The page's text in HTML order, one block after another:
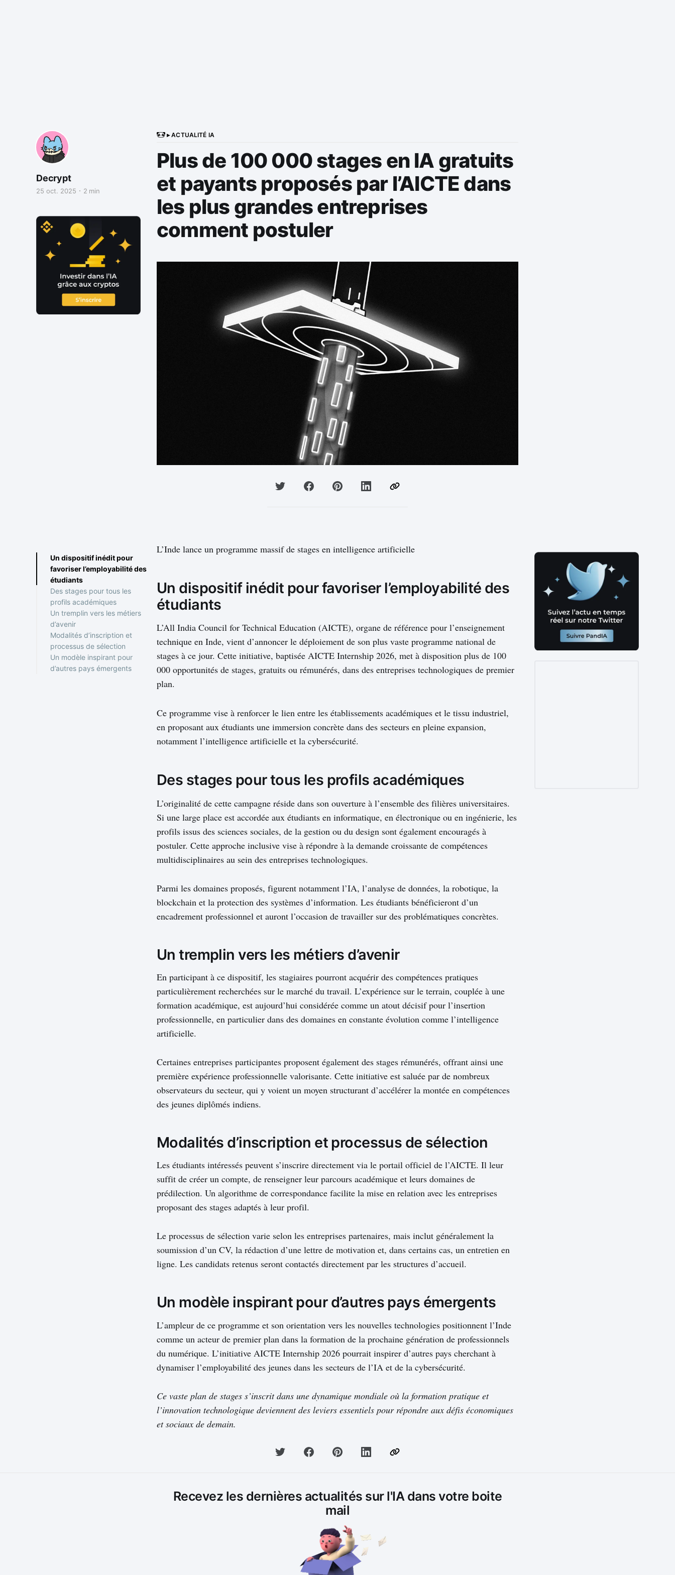
▸ ACTUALITÉ IA
Plus de 100 000 stages en IA gratuits
et payants proposés par l’AICTE dans
les plus grandes entreprises
comment postuler
Decrypt
25 oct. 2025 2 min
Un dispositif inédit pour
favoriser l’employabilité des
étudiants
Des stages pour tous les
profils académiques
Un tremplin vers les métiers
d’avenir
Modalités d’inscription et
processus de sélection
Un modèle inspirant pour
d’autres pays émergents
L’Inde lance un programme massif de stages en intelligence artificielle
Un dispositif inédit pour favoriser l’employabilité des
étudiants
L’All India Council for Technical Education (AICTE), organe de référence pour l’enseignement
technique en Inde, vient d’annoncer le déploiement de son plus vaste programme national de
stages à ce jour. Cette initiative, baptisée AICTE Internship 2026, met à disposition plus de 100
000 opportunités de stages, gratuits ou rémunérés, dans des entreprises technologiques de premier
plan.
Ce programme vise à renforcer le lien entre les établissements académiques et le tissu industriel,
en proposant aux étudiants une immersion concrète dans des secteurs en pleine expansion,
notamment l’intelligence artificielle et la cybersécurité.
Des stages pour tous les profils académiques
L’originalité de cette campagne réside dans son ouverture à l’ensemble des filières universitaires.
Si une large place est accordée aux étudiants en informatique, en électronique ou en ingénierie, les
profils issus des sciences sociales, de la gestion ou du design sont également encouragés à
postuler. Cette approche inclusive vise à répondre à la demande croissante de compétences
multidisciplinaires au sein des entreprises technologiques.
Parmi les domaines proposés, figurent notamment l’IA, l’analyse de données, la robotique, la
blockchain et la protection des systèmes d’information. Les étudiants bénéficieront d’un
encadrement professionnel et auront l’occasion de travailler sur des problématiques concrètes.
Un tremplin vers les métiers d’avenir
En participant à ce dispositif, les stagiaires pourront acquérir des compétences pratiques
particulièrement recherchées sur le marché du travail. L’expérience sur le terrain, couplée à une
formation académique, est aujourd’hui considérée comme un atout décisif pour l’insertion
professionnelle, en particulier dans des domaines en constante évolution comme l’intelligence
artificielle.
Certaines entreprises participantes proposent également des stages rémunérés, offrant ainsi une
première expérience professionnelle valorisante. Cette initiative est saluée par de nombreux
observateurs du secteur, qui y voient un moyen structurant d’accélérer la montée en compétences
des jeunes diplômés indiens.
Modalités d’inscription et processus de sélection
Les étudiants intéressés peuvent s’inscrire directement via le portail officiel de l’AICTE. Il leur
suffit de créer un compte, de renseigner leur parcours académique et leurs domaines de
prédilection. Un algorithme de correspondance facilite la mise en relation avec les entreprises
proposant des stages adaptés à leur profil.
Le processus de sélection varie selon les entreprises partenaires, mais inclut généralement la
soumission d’un CV, la rédaction d’une lettre de motivation et, dans certains cas, un entretien en
ligne. Les candidats retenus seront contactés directement par les structures d’accueil.
Un modèle inspirant pour d’autres pays émergents
L’ampleur de ce programme et son orientation vers les nouvelles technologies positionnent l’Inde
comme un acteur de premier plan dans la formation de la prochaine génération de professionnels
du numérique. L’initiative AICTE Internship 2026 pourrait inspirer d’autres pays cherchant à
dynamiser l’employabilité des jeunes dans les secteurs de l’IA et de la cybersécurité.
Ce vaste plan de stages s’inscrit dans une dynamique mondiale où la formation pratique et
l’innovation technologique deviennent des leviers essentiels pour répondre aux défis économiques
et sociaux de demain.
Recevez les dernières actualités sur l'IA dans votre boite
mail